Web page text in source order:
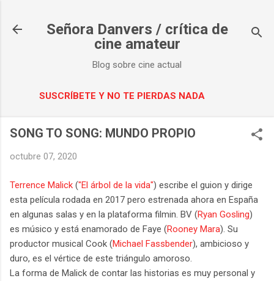
Señora Danvers / crítica de
cine amateur
Blog sobre cine actual
SUSCRÍBETE Y NO TE PIERDAS NADA
SONG TO SONG: MUNDO PROPIO
octubre 07, 2020
Terrence Malick ("El árbol de la vida") escribe el guion y dirige
esta película rodada en 2017 pero estrenada ahora en España
en algunas salas y en la plataforma filmin. BV (Ryan Gosling)
es músico y está enamorado de Faye (Rooney Mara). Su
productor musical Cook (Michael Fassbender), ambicioso y
duro, es el vértice de este triángulo amoroso.
La forma de Malick de contar las historias es muy personal y